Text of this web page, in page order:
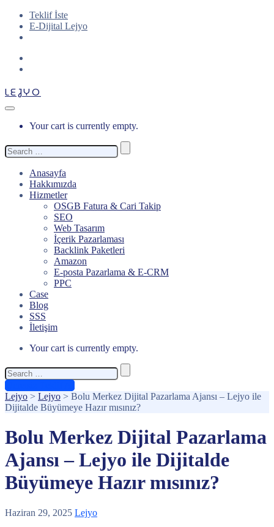
Teklif İste
E-Dijital Lejyo
LEJYO
Your cart is currently empty.
Search
for:
Anasayfa
Hakkımızda
Hizmetler
OSGB Fatura & Cari Takip
SEO
Web Tasarım
İçerik Pazarlaması
Backlink Paketleri
Amazon
E-posta Pazarlama & E-CRM
PPC
Case
Blog
SSS
İletişim
Your cart is currently empty.
Search
for:
Lejyo > Lejyo > Bolu Merkez Dijital Pazarlama Ajansı – Lejyo ile
Dijitalde Büyümeye Hazır mısınız?
Bolu Merkez Dijital Pazarlama
Ajansı – Lejyo ile Dijitalde
Büyümeye Hazır mısınız?
Haziran 29, 2025 Lejyo